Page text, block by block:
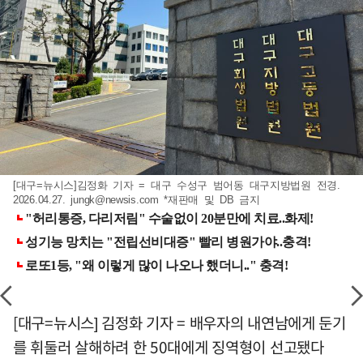
[대구=뉴시스]김정화 기자 = 대구 수성구 범어동 대구지방법원 전경.
2026.04.27. jungk@newsis.com *재판매 및 DB 금지
[대구=뉴시스] 김정화 기자 = 배우자의 내연남에게 둔기
를 휘둘러 살해하려 한 50대에게 징역형이 선고됐다